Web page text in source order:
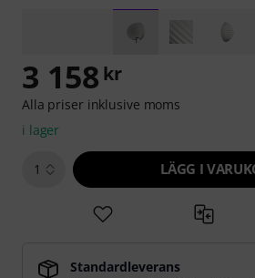
3 158 kr
Alla priser inklusive moms
i lager
1 LÄGG I
Standardleverans